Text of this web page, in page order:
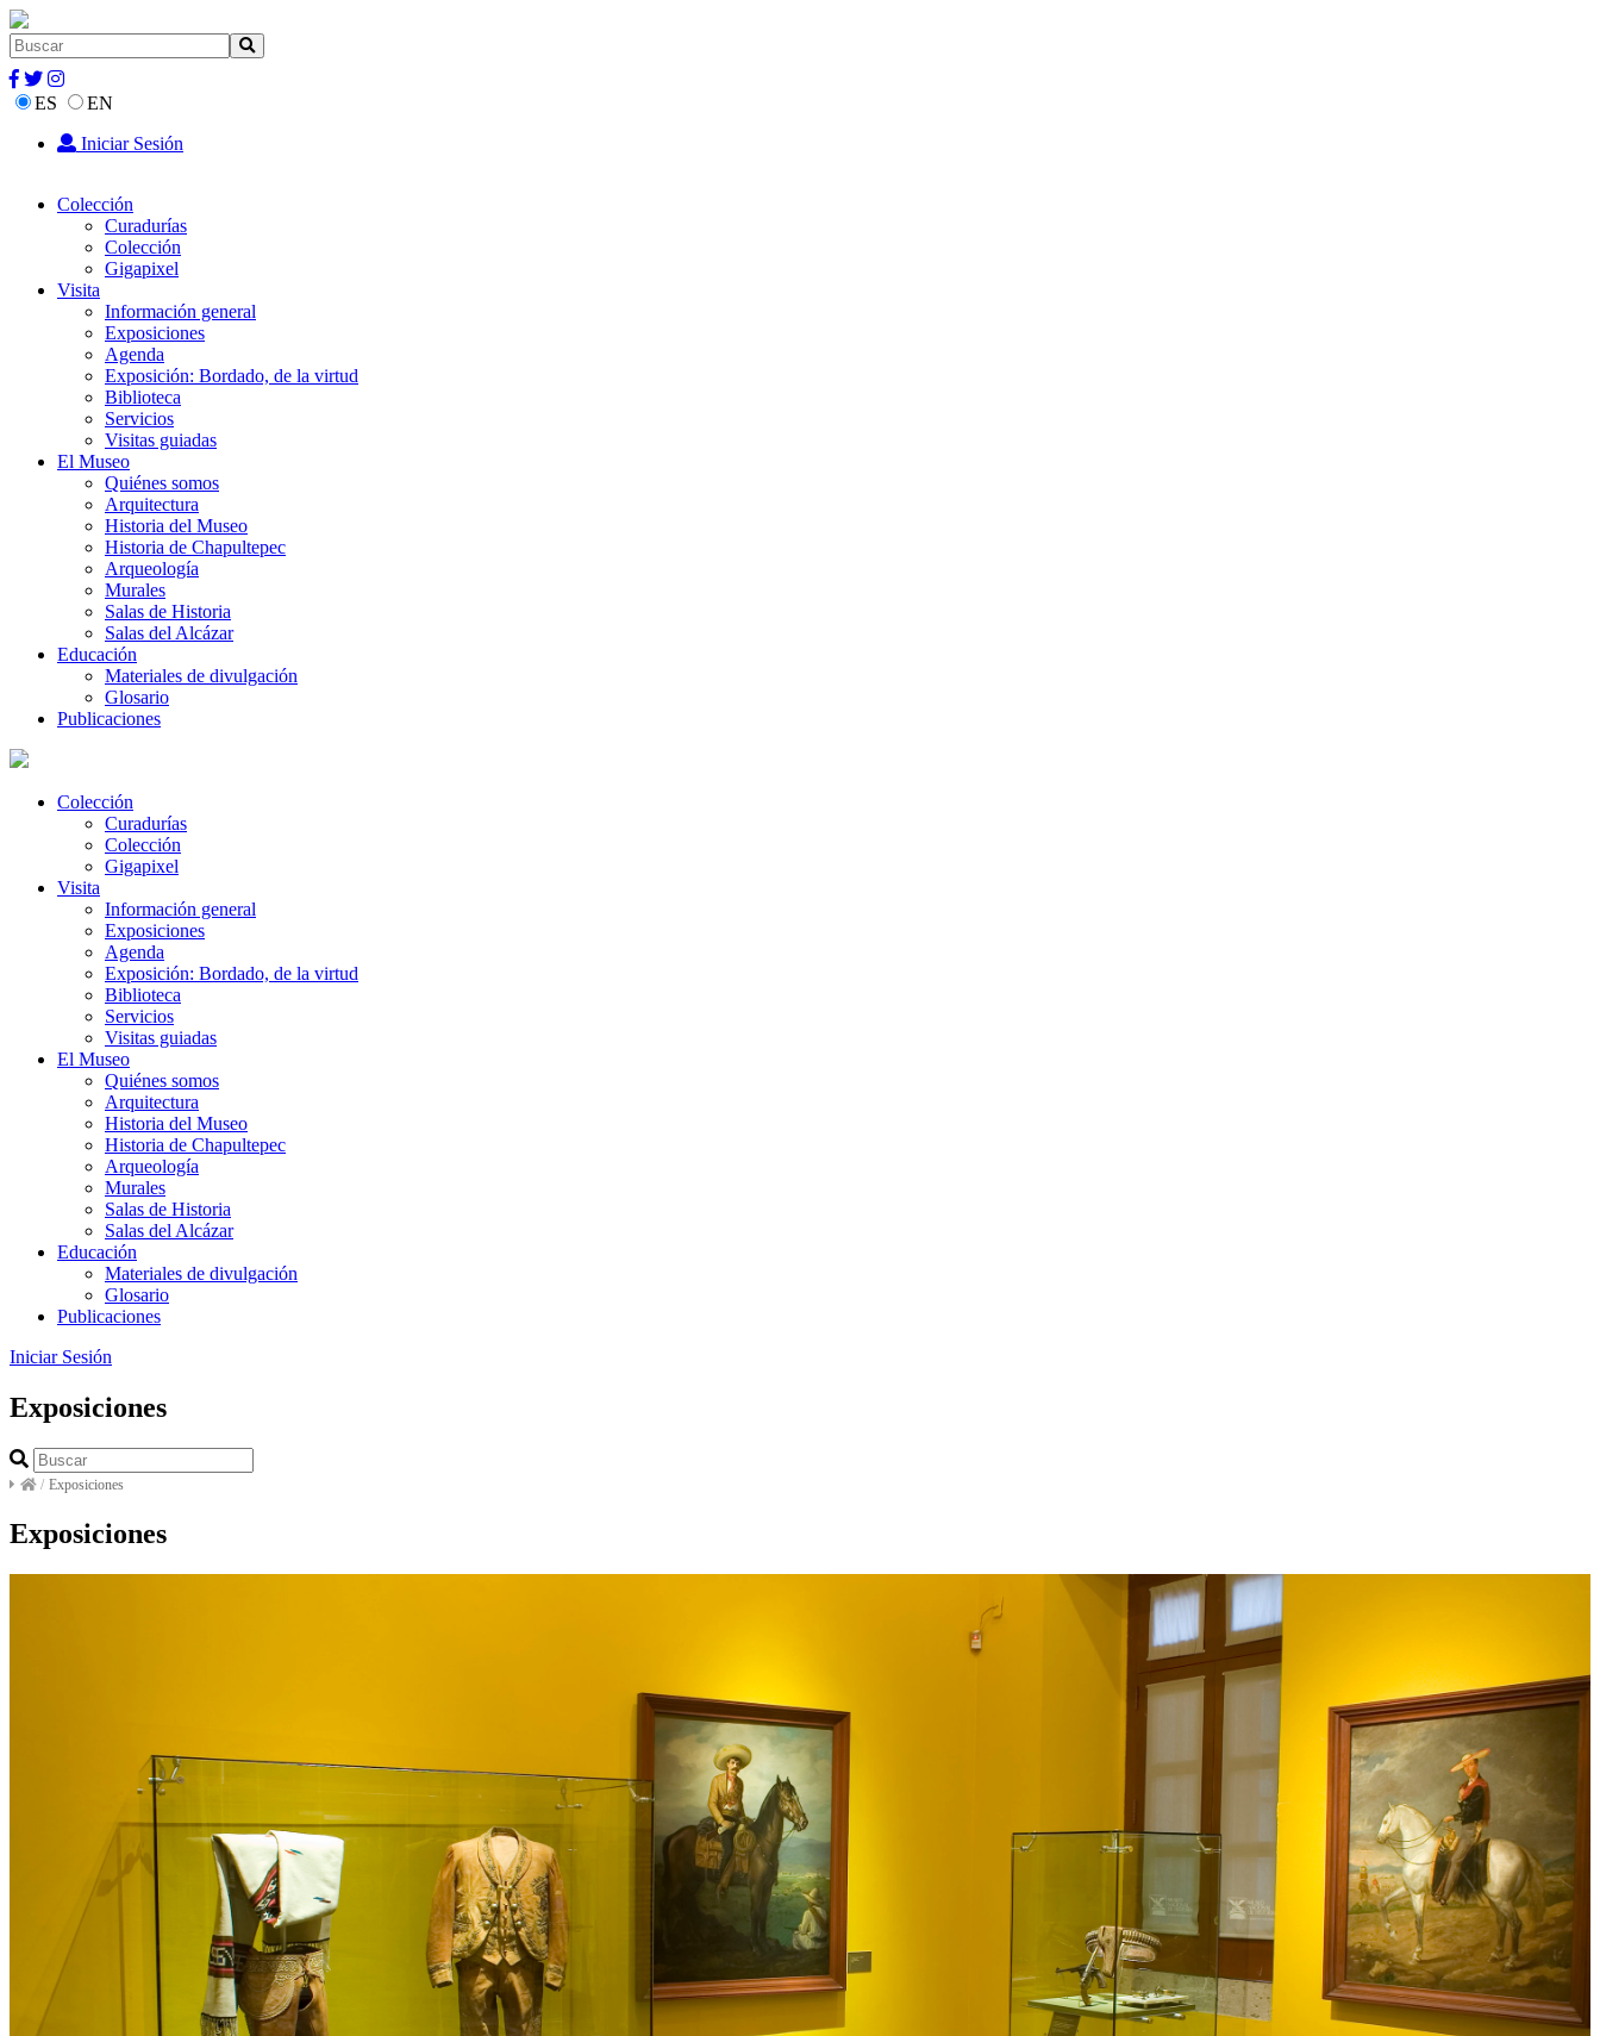
ES
EN
Iniciar Sesión
Colección
Curadurías
Colección
Gigapixel
Visita
Información general
Exposiciones
Agenda
Exposición: Bordado, de la virtud
Biblioteca
Servicios
Visitas guiadas
El Museo
Quiénes somos
Arquitectura
Historia del Museo
Historia de Chapultepec
Arqueología
Murales
Salas de Historia
Salas del Alcázar
Educación
Materiales de divulgación
Glosario
Publicaciones
Colección
Curadurías
Colección
Gigapixel
Visita
Información general
Exposiciones
Agenda
Exposición: Bordado, de la virtud
Biblioteca
Servicios
Visitas guiadas
El Museo
Quiénes somos
Arquitectura
Historia del Museo
Historia de Chapultepec
Arqueología
Murales
Salas de Historia
Salas del Alcázar
Educación
Materiales de divulgación
Glosario
Publicaciones
Iniciar Sesión
Exposiciones
/ Exposiciones
Exposiciones